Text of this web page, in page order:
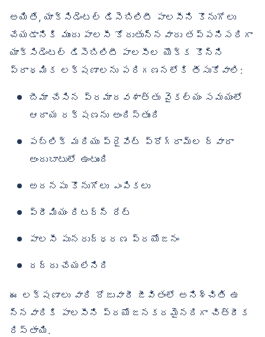
అయితే, యాక్సిడెంటల్ డిసెబిలిటీ పాలసీని కొనుగోలు
చేయడానికి ముందు పాలసీ కోరుతున్నవారు తప్పనిసరిగా
యాక్సిడెంటల్ డిసెబిలిటీ పాలసీల యొక్క కొన్ని
ప్రాథమిక లక్షణాలను పరిగణనలోకి తీసుకోవాలి:
బీమా చేసిన ప్రమాదవశాత్తు వైకల్యం సమయంలో
ఆదాయ రక్షణను అందిస్తుంది
పబ్లిక్ మరియు ప్రైవేట్ ప్రోగ్రామ్‌ల ద్వారా
అందుబాటులో ఉంటుంది
అదనపు కొనుగోలు ఎంపికలు
ప్రీమియం రిటర్న్ రేట్
పాలసీ పునరుద్ధరణ ప్రయోజనం
రద్దు చేయలేనిది
ఈ లక్షణాలు వారి రోజువారీ జీవితంలో అనిశ్చితి ఉ
న్నవారికి పాలసీని ప్రయోజనకరమైనదిగా చిత్రీక
రిస్తాయి.